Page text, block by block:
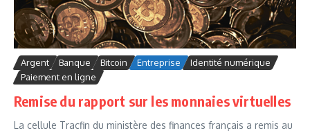
Argent Banque Bitcoin Entreprise
Identité numérique
Paiement en ligne
Remise du rapport sur les monnaies virtuelles
La cellule Tracfin du ministère des finances français a remis au